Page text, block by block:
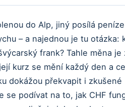
do Alp, jiný posílá peníze
– a najednou je tu otázka:
frank? Tahle měna je
kurz se mění každý den a
dokážou překvapit i zkušené
se podívat na to, jak CHF